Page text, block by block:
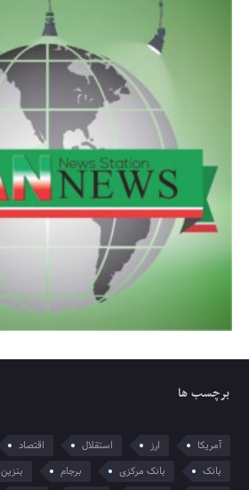
برچسب ها
آمریکا ارز استقلال اقتصاد
بانک
بانک مرکزی برجام بنزین